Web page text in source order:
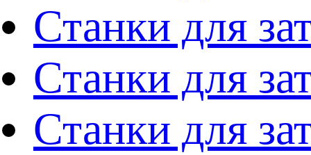
Станки для
Станки для
Станки для